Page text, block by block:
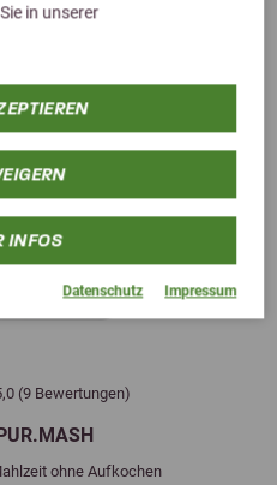
in unserer
INFOS
Datenschutz Impressum
(9 Bewertungen)
ohne Aufkochen